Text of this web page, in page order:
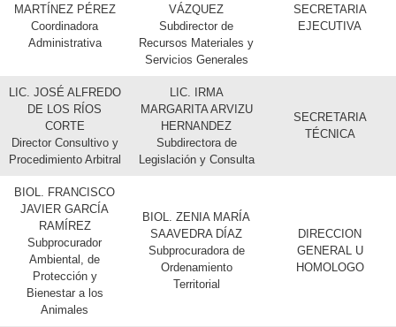
MARTÍNEZ PÉREZ
Coordinadora
Administrativa
VÁZQUEZ
Subdirector de
Recursos Materiales y
Servicios Generales
SECRETARIA
EJECUTIVA
LIC. JOSÉ ALFREDO
DE LOS RÍOS
CORTE
Director Consultivo y
Procedimiento Arbitral
LIC. IRMA
MARGARITA ARVIZU
HERNANDEZ
Subdirectora de
Legislación y Consulta
SECRETARIA
TÉCNICA
BIOL. FRANCISCO
JAVIER GARCÍA
RAMÍREZ
Subprocurador
Ambiental, de
Protección y
Bienestar a los
Animales
BIOL. ZENIA MARÍA
SAAVEDRA DÍAZ
Subprocuradora de
Ordenamiento
Territorial
DIRECCION
GENERAL U
HOMOLOGO